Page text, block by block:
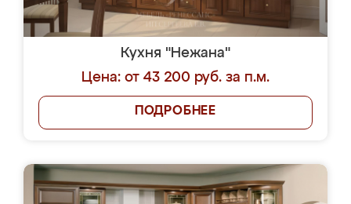
Кухня "Нежана"
Цена: от 43 200 руб. за п.м.
ПОДРОБНЕЕ